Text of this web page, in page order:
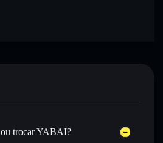
trocar YABAI?